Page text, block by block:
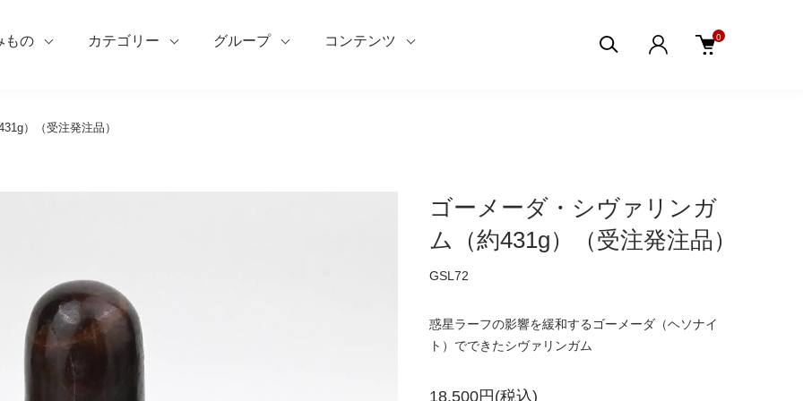
もの カテゴリー グループ コンテンツ 0
）（受注発注品）
ゴーメーダ・シヴァリンガ
ム（約431g）（受注発注品）
GSL72
惑星ラーフの影響を緩和するゴーメーダ（ヘソナイ
ト）でできたシヴァリンガム
18,500円(税込)